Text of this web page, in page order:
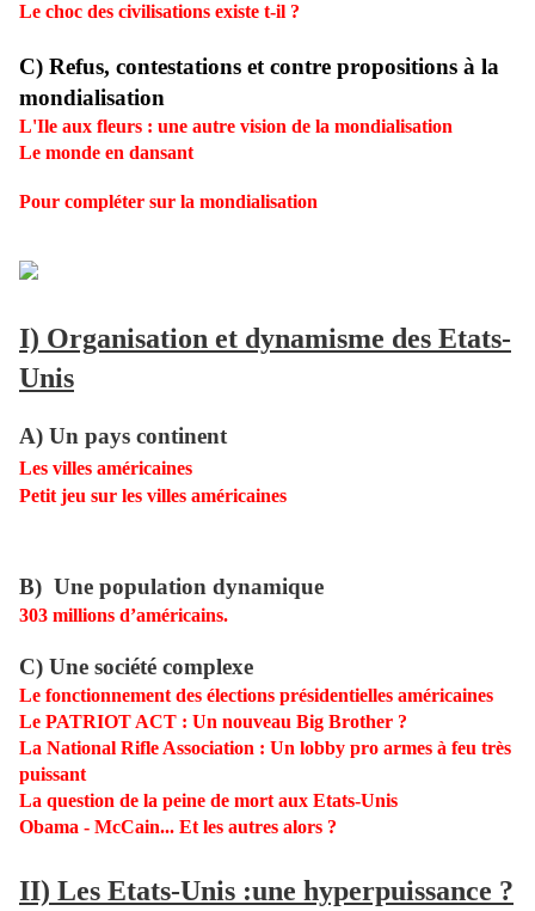
Le choc des civilisations existe t-il ?
C) Refus, contestations et contre propositions à la
mondialisation
L'Ile aux fleurs : une autre vision de la mondialisation
Le monde en dansant
Pour compléter sur la mondialisation
I) Organisation et dynamisme des Etats-
Unis
A) Un pays continent
Les villes américaines
Petit jeu sur les villes américaines
B) Une population dynamique
303 millions d’américains.
C) Une société complexe
Le fonctionnement des élections présidentielles américaines
Le PATRIOT ACT : Un nouveau Big Brother ?
La National Rifle Association : Un lobby pro armes à feu très
puissant
La question de la peine de mort aux Etats-Unis
Obama - McCain... Et les autres alors ?
II) Les Etats-Unis :une hyperpuissance ?